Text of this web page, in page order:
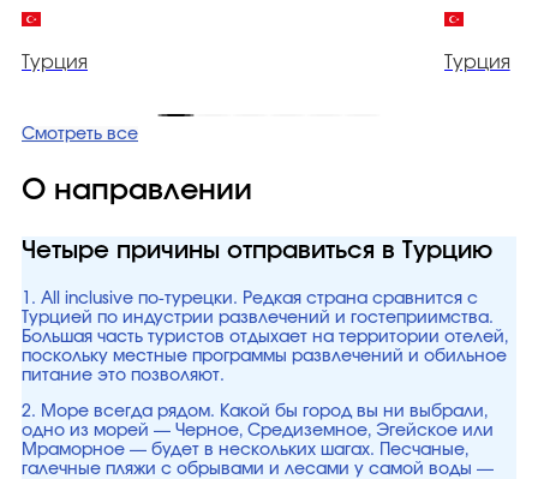
Турция Турция
Смотреть все
О направлении
Четыре причины отправиться в Турцию
1. All inclusive по-турецки. Редкая страна сравнится с
Турцией по индустрии развлечений и гостеприимства.
Большая часть туристов отдыхает на территории отелей,
поскольку местные программы развлечений и обильное
питание это позволяют.
2. Море всегда рядом. Какой бы город вы ни выбрали,
одно из морей — Черное, Средиземное, Эгейское или
Мраморное — будет в нескольких шагах. Песчаные,
галечные пляжи с обрывами и лесами у самой воды —